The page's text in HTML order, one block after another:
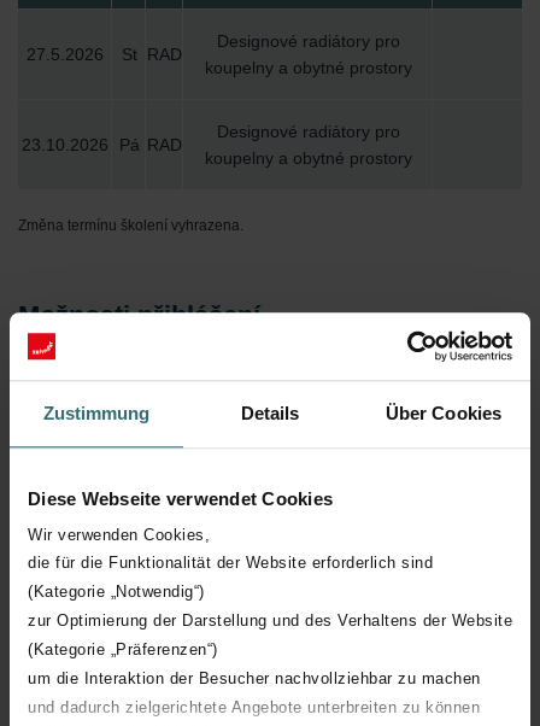
Zustimmung Details Über Cookies
Diese Webseite verwendet Cookies
Wir verwenden Cookies,
die für die Funktionalität der Website erforderlich sind
(Kategorie „Notwendig“)
zur Optimierung der Darstellung und des Verhaltens der Website
(Kategorie „Präferenzen“)
um die Interaktion der Besucher nachvollziehbar zu machen
und dadurch zielgerichtete Angebote unterbreiten zu können
Změna termínu školení vyhrazena.
27.5.2026 St RAD
Designové radiátory pro
koupelny a obytné prostory
23.10.2026 Pá RAD
Designové radiátory pro
koupelny a obytné prostory
Možnosti přihlášení
Zaregistrujte se na školení prostřednictvím formuláře. S dotazy
mailuskoleni@zehnder.cz či telefonu +420 704 973 826.
Registrační formulář pro přihlášení na školení
Registrační formulář